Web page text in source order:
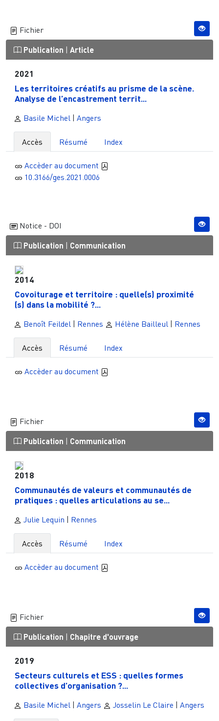
Fichier
Publication Article
2021
Les territoires créatifs au prisme de la scène.
Analyse de l’encastrement territ...
Basile Michel | Angers
Accès Résumé Index
Accèder au document
10.3166/ges.2021.0006
Notice - DOI
Publication Communication
2014
Covoiturage et territoire : quelle(s) proximité
(s) dans la mobilité ?...
Benoît Feildel Rennes Hélène Bailleul Rennes
Accès Résumé Index
Accèder au document
Fichier
Publication Communication
2018
Communautés de valeurs et communautés de
pratiques : quelles articulations au se...
Julie Lequin Rennes
Accès Résumé Index
Accèder au document
Fichier
Publication Chapitre d'ouvrage
2019
Secteurs culturels et ESS : quelles formes
collectives d’organisation ?...
Basile Michel | Angers Josselin Le Claire | Angers